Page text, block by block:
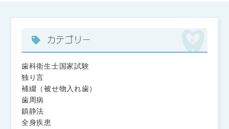
カテゴリー
歯科衛生士国家試験
独り言
補綴（被せ物入れ歯）
歯周病
鎮静法
全身疾患